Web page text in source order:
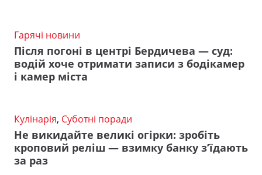
Гарячі новини
Після погоні в центрі Бердичева — суд:
водій хоче отримати записи з бодікамер
і камер міста
Кулінарія, Суботні поради
Не викидайте великі огірки: зробіть
кроповий реліш — взимку банку з’їдають
за раз